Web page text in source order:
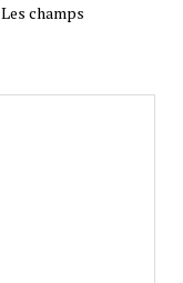
Les champs